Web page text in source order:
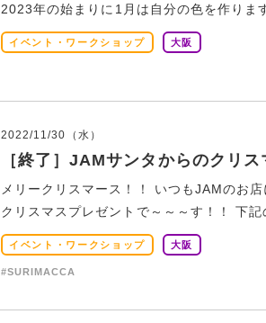
2023年の始まりに1月は自分の色を作り
イベント・ワークショップ 大阪
2022/11/30（水）
［終了］JAMサンタからのクリ
メリークリスマース！！ いつもJAMのお
クリスマスプレゼントで～～～す！！ 下
イベント・ワークショップ 大阪
#SURIMACCA